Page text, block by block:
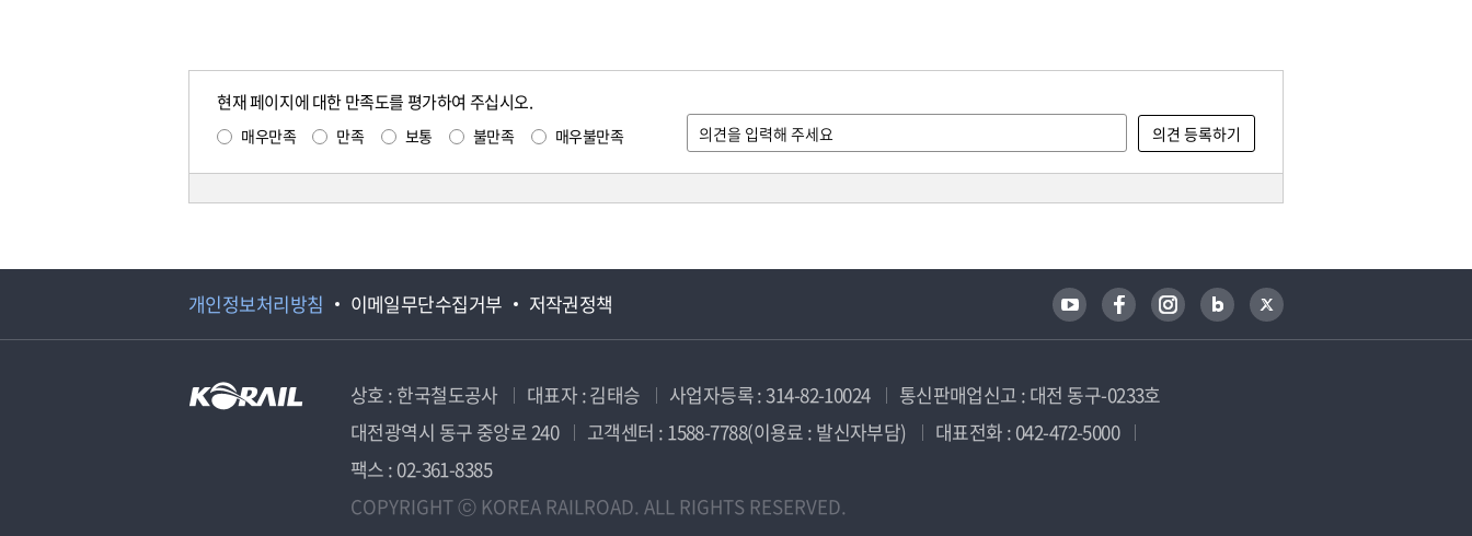
현재 페이지에 대한 만족도를 평가하여 주십시오.
매우만족 만족 보통 불만족 매우불만족
개인정보처리방침 이메일무단수집거부 저작권정책
상호 : 한국철도공사 대표자 : 김태승 사업자등록 : 314-82-10024
통신판매업신고 : 대전 동구-0233호
대전광역시 동구 중앙로 240
고객센터 : 1588-7788(이용료 : 발신자부담)
대표전화 : 042-472-5000
팩스 : 02-361-8385
COPYRIGHT ⓒ KOREA RAILROAD. ALL RIGHTS RESERVED.